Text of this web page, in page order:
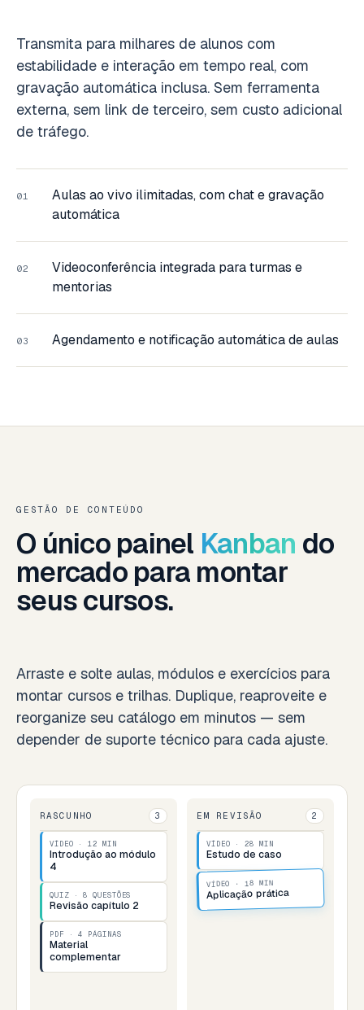
Transmita para milhares de alunos com
estabilidade e interação em tempo real, com
gravação automática inclusa. Sem ferramenta
externa, sem link de terceiro, sem custo adicional
de tráfego.
01
Aulas ao vivo ilimitadas, com chat e gravação
automática
02
Videoconferência integrada para turmas e
mentorias
03 Agendamento e notificação automática de aulas
GESTÃO DE CONTEÚDO
O único painel Kanban do
mercado para montar
seus cursos.
Arraste e solte aulas, módulos e exercícios para
montar cursos e trilhas. Duplique, reaproveite e
reorganize seu catálogo em minutos — sem
depender de suporte técnico para cada ajuste.
RASCUNHO 3
VÍDEO · 12 MIN
Introdução ao módulo
4
QUIZ · 8 QUESTÕES
Revisão capítulo 2
PDF · 4 PÁGINAS
Material
complementar
EM REVISÃO 2
VÍDEO · 28 MIN
Estudo de caso
VÍDEO · 18 MIN
Aplicação prática